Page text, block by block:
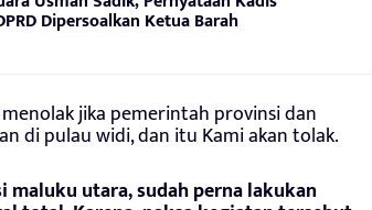
Dipersoalkan Ketua Barah
jika pemerintah provinsi dan
di pulau widi, dan itu Kami akan tolak.
utara, sudah perna lakukan